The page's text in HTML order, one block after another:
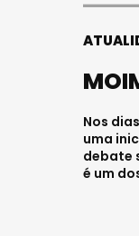
Nos
uma
debate
é um